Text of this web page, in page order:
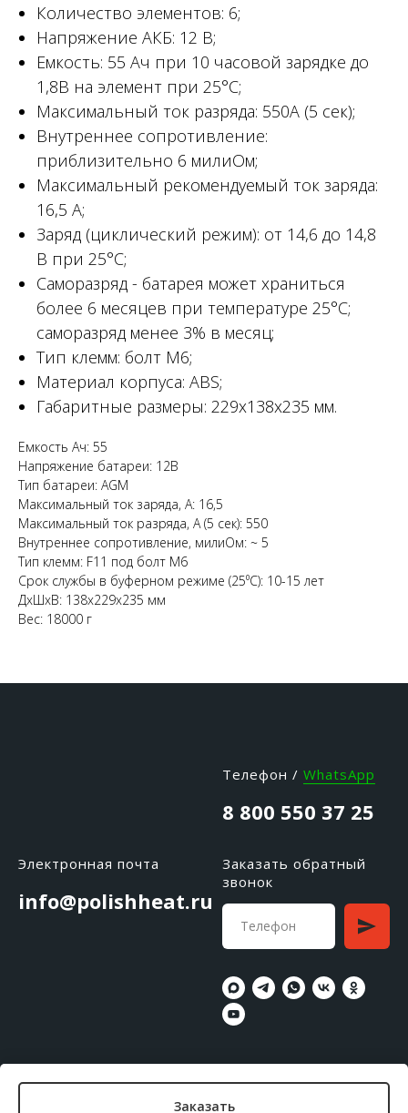
Заказать
Количество элементов: 6;
Напряжение АКБ: 12 В;
Емкость: 55 Ач при 10 часовой зарядке до
1,8В на элемент при 25°С;
Максимальный ток разряда: 550А (5 сек);
Внутреннее сопротивление:
приблизительно 6 милиОм;
Максимальный рекомендуемый ток заряда:
16,5 А;
Заряд (циклический режим): от 14,6 до 14,8
В при 25°С;
Саморазряд - батарея может храниться
более 6 месяцев при температуре 25°С;
саморазряд менее 3% в месяц;
Тип клемм: болт М6;
Материал корпуса: ABS;
Габаритные размеры: 229х138х235 мм.
Емкость Ач: 55
Напряжение батареи: 12В
Тип батареи: AGM
Максимальный ток заряда, А: 16,5
Максимальный ток разряда, А (5 сек): 550
Внутреннее сопротивление, милиОм: ~ 5
Тип клемм: F11 под болт М6
Срок службы в буферном режиме (25⁰С): 10-15 лет
ДxШxВ: 138x229x235 мм
Вес: 18000 г
Телефон / WhatsApp
8 800 550 37 25
Электронная почта
info@polishheat.ru
Заказать обратный
звонок